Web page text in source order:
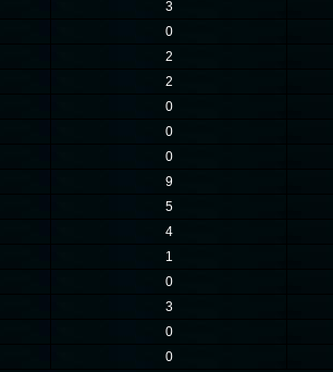
3
0
2
2
0
0
0
9
5
4
1
0
3
0
0